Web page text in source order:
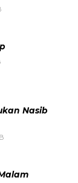
Nasib